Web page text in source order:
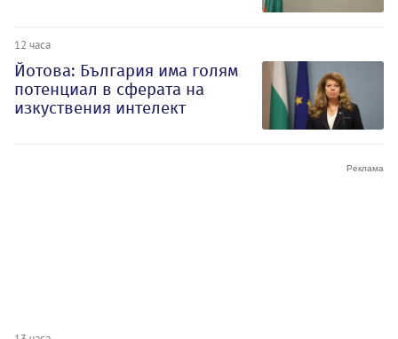
12 часа
Йотова: България има голям
потенциал в сферата на
изкуствения интелект